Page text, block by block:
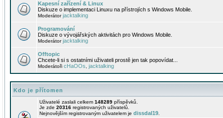
Kapesní zařízení & Linux
Diskuze o implementaci Linuxu na přístrojích s Windows Mobile.
Moderátorjacktalking
Programování
Diskuze o vývojářských aktivitách pro Windows Mobile.
Moderátorjacktalking
Offtopic
Chcete-li si s ostatními uživateli prostě jen tak popovídat...
Moderátoři cHaOOs jacktalking
Kdo je přítomen
Uživatelé zaslali celkem 148289 příspěvků.
Je zde 20316 registrovaných uživatelů.
Nejnovějším registrovaným uživatelem je dissdal19